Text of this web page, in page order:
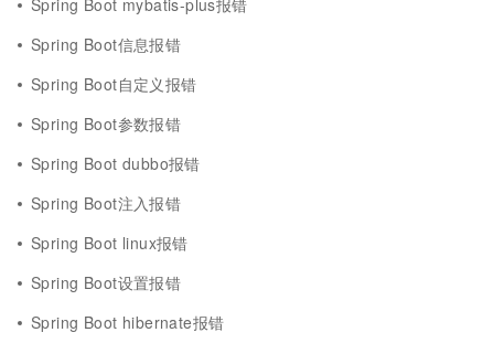
Spring Boot mybatis-plus报错
Spring Boot信息报错
Spring Boot自定义报错
Spring Boot参数报错
Spring Boot dubbo报错
Spring Boot注入报错
Spring Boot linux报错
Spring Boot设置报错
Spring Boot hibernate报错